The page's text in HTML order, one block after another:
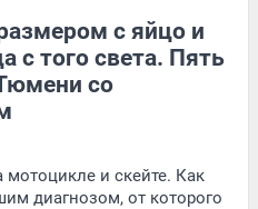
с яйцо и
с того света. Пять
со
мотоцикле и скейте. Как
диагнозом, от которого